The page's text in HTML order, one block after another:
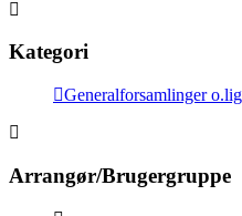
Kategori
Generalforsamlinger
Arrangør/Brugergruppe